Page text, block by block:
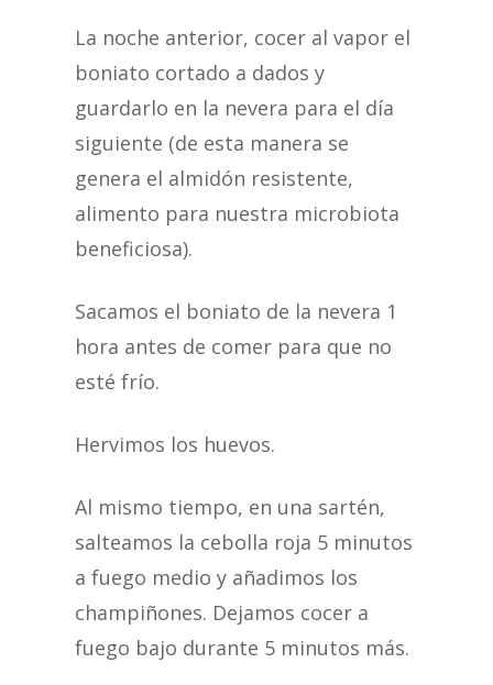
La noche anterior, cocer al vapor el
boniato cortado a dados y
guardarlo en la nevera para el día
siguiente (de esta manera se
genera el almidón resistente,
alimento para nuestra microbiota
beneficiosa).
Sacamos el boniato de la nevera 1
hora antes de comer para que no
esté frío.
Hervimos los huevos.
Al mismo tiempo, en una sartén,
salteamos la cebolla roja 5 minutos
a fuego medio y añadimos los
champiñones. Dejamos cocer a
fuego bajo durante 5 minutos más.